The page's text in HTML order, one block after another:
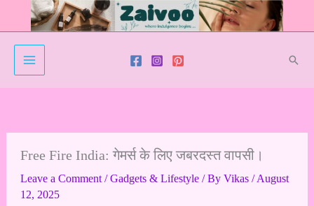
Free Fire India: गेमर्स के लिए जबरदस्त वापसी।
Leave a Comment /Gadgets & Lifestyle/ By Vikas /August
12, 2025